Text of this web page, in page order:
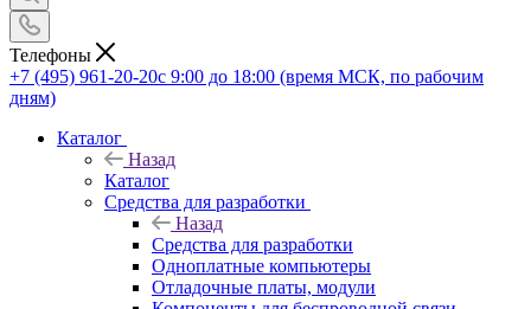
Телефоны
+7 (495) 961-20-20с 9:00 до 18:00 (время МСК, по рабочим
дням)
Каталог
Назад
Каталог
Средства для разработки
Назад
Средства для разработки
Одноплатные компьютеры
Отладочные платы, модули